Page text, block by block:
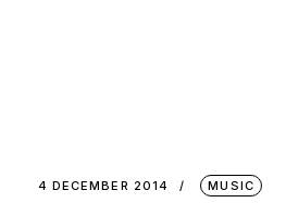
4 DECEMBER 2014
MUSIC